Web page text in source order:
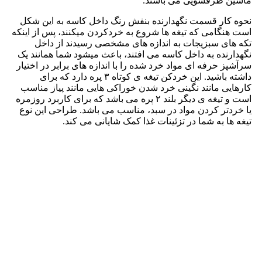
نحوه کار قسمت نگهدارنده بنفش رنگ داخل کاسه به این شکل
است هنگامی که تیغه ها شروع به خردکردن میکنند، پس از اینکه
تکه های سبزیجات به اندازه های مشخصی رسیدند از داخل
نگهدارنده به داخل کاسه می افتند، باعث میشود شما همانند یک
سرآشپز حرفه ای مواد خرد شده را با اندازه های برابر در اختیار
داشته باشید. این خردکن تیغه‌ ی کوتاه ۳ پره دارد که برای
کارهایی مانند نگینی‌ خرد شدن خوراکی هایی مانند پیاز مناسب
است و تیغه ی دیگر بلند ۲ پره می باشد که برای کاربرد روزمره
یا خردتر کردن مواد در سبد، مناسب می باشد. طراحی این نوع
تیغه ها به شما در تزئینات غذا کمک شایانی می کند.